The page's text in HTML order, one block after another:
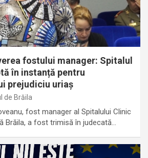
fostului manager: Spitalul
în instanță pentru
prejudiciu uriaș
de Brăila
fost manager al Spitalului Clinic
Brăila, a fost trimisă în judecată…